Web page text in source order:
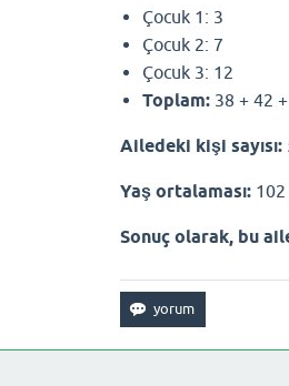
Çocuk 1: 3
Çocuk 2: 7
Çocuk 3: 12
Toplam:38 + 42
Ailedeki kişi sayısı:
Yaş ortalaması:102
Sonuç olarak, bu